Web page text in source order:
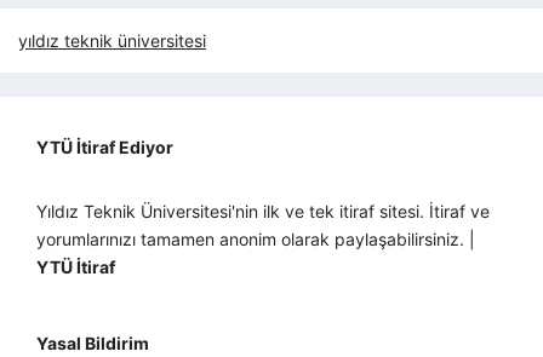
yıldız teknik üniversitesi
YTÜ İtiraf Ediyor
Yıldız Teknik Üniversitesi'nin ilk ve tek itiraf sitesi. İtiraf ve
yorumlarınızı tamamen anonim olarak paylaşabilirsiniz. |
YTÜ İtiraf
Yasal Bildirim